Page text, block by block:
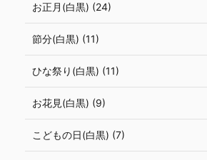
お正月(白黒) (24)
節分(白黒) (11)
ひな祭り(白黒) (11)
お花見(白黒) (9)
こどもの日(白黒) (7)